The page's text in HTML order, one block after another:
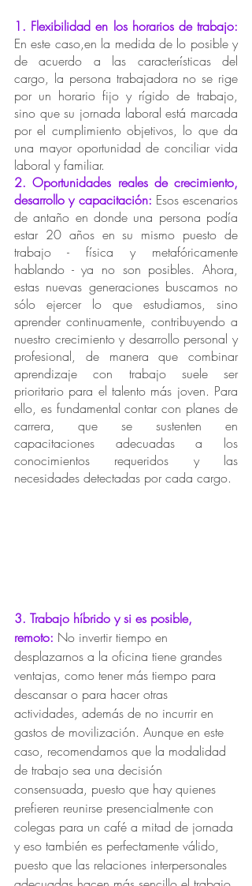
1. Flexibilidad en los horarios de trabajo:
En este caso,en la medida de lo posible y
de acuerdo a las características del
cargo, la persona trabajadora no se rige
por un horario fijo y rígido de trabajo,
sino que su jornada laboral está marcada
por el cumplimiento objetivos, lo que da
una mayor oportunidad de conciliar vida
laboral y familiar.
2. Oportunidades reales de crecimiento,
desarrollo y capacitación: Esos escenarios
de antaño en donde una persona podía
estar 20 años en su mismo puesto de
trabajo - física y metafóricamente
hablando - ya no son posibles. Ahora,
estas nuevas generaciones buscamos no
sólo ejercer lo que estudiamos, sino
aprender continuamente, contribuyendo a
nuestro crecimiento y desarrollo personal y
profesional, de manera que combinar
aprendizaje con trabajo suele ser
prioritario para el talento más joven. Para
ello, es fundamental contar con planes de
carrera, que se sustenten en
capacitaciones adecuadas a los
conocimientos requeridos y las
necesidades detectadas por cada cargo.
3. Trabajo híbrido y si es posible,
remoto: No invertir tiempo en
desplazarnos a la oficina tiene grandes
ventajas, como tener más tiempo para
descansar o para hacer otras
actividades, además de no incurrir en
gastos de movilización. Aunque en este
caso, recomendamos que la modalidad
de trabajo sea una decisión
consensuada, puesto que hay quienes
prefieren reunirse presencialmente con
colegas para un café a mitad de jornada
y eso también es perfectamente válido,
puesto que las relaciones interpersonales